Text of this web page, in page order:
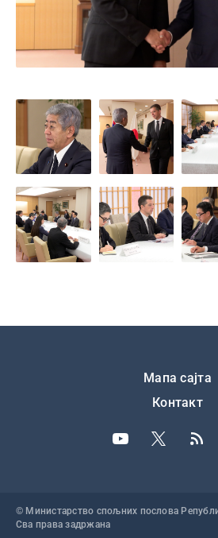
Мапа сајта
Контакт
© Министарство спољних послова
Сва права задржана